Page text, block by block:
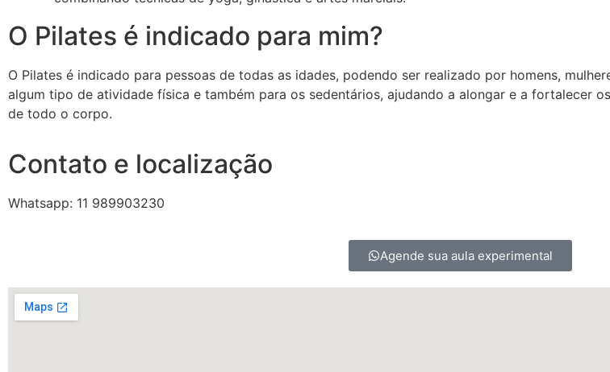
O Pilates é indicado para mim?
O Pilates é indicado para pessoas de todas as idades, podendo ser realizado por homens,
algum tipo de atividade física e também para os sedentários, ajudando a alongar e a fortalecer
de todo o corpo.
Contato e localização
Whatsapp: 11 989903230
Agende sua aula experimental